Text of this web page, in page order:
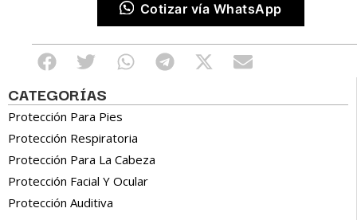
CATEGORÍAS
Protección Para Pies
Protección Respiratoria
Protección Para La Cabeza
Protección Facial Y Ocular
Protección Auditiva
Cotizar vía WhatsApp